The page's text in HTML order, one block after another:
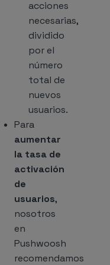
acciones
necesarias,
dividido
por el
número
total de
nuevos
usuarios.
Para
aumentar
la tasa de
activación
de
usuarios,
nosotros
en
Pushwoosh
recomendamos